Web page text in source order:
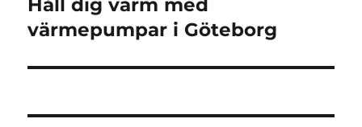
Nästa
inlägg:
Håll dig varm med
värmepumpar i Göteborg